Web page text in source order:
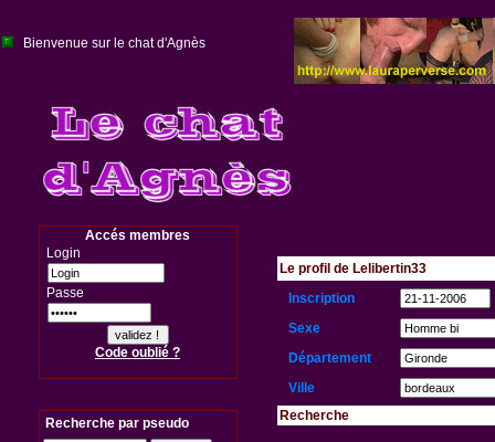
Bienvenue sur le chat d'Agnès
Accés membres
Login
Passe
Code oublié ?
Recherche par pseudo
Le profil de Lelibertin33
Inscription
Sexe
Département
Ville
Recherche